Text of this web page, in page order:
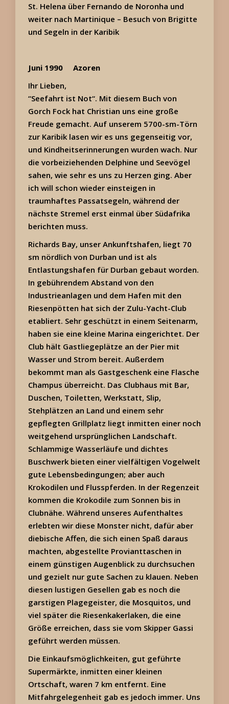
St. Helena über Fernando de Noronha und
weiter nach Martinique – Besuch von Brigitte
und Segeln in der Karibik
Juni 1990 Azoren
Ihr Lieben,
“Seefahrt ist Not“. Mit diesem Buch von
Gorch Fock hat Christian uns eine große
Freude gemacht. Auf unserem 5700-sm-Törn
zur Karibik lasen wir es uns gegenseitig vor,
und Kindheitserinnerungen wurden wach. Nur
die vorbeiziehenden Delphine und Seevögel
sahen, wie sehr es uns zu Herzen ging. Aber
ich will schon wieder einsteigen in
traumhaftes Passatsegeln, während der
nächste Stremel erst einmal über Südafrika
berichten muss.
Richards Bay, unser Ankunftshafen, liegt 70
sm nördlich von Durban und ist als
Entlastungshafen für Durban gebaut worden.
In gebührendem Abstand von den
Industrieanlagen und dem Hafen mit den
Riesenpötten hat sich der Zulu-Yacht-Club
etabliert. Sehr geschützt in einem Seitenarm,
haben sie eine kleine Marina eingerichtet. Der
Club hält Gastliegeplätze an der Pier mit
Wasser und Strom bereit. Außerdem
bekommt man als Gastgeschenk eine Flasche
Champus überreicht. Das Clubhaus mit Bar,
Duschen, Toiletten, Werkstatt, Slip,
Stehplätzen an Land und einem sehr
gepflegten Grillplatz liegt inmitten einer noch
weitgehend ursprünglichen Landschaft.
Schlammige Wasserläufe und dichtes
Buschwerk bieten einer vielfältigen Vogelwelt
gute Lebensbedingungen; aber auch
Krokodilen und Flusspferden. In der Regenzeit
kommen die Krokodile zum Sonnen bis in
Clubnähe. Während unseres Aufenthaltes
erlebten wir diese Monster nicht, dafür aber
diebische Affen, die sich einen Spaß daraus
machten, abgestellte Provianttaschen in
einem günstigen Augenblick zu durchsuchen
und gezielt nur gute Sachen zu klauen. Neben
diesen lustigen Gesellen gab es noch die
garstigen Plagegeister, die Mosquitos, und
viel später die Riesenkakerlaken, die eine
Größe erreichen, dass sie vom Skipper Gassi
geführt werden müssen.
Die Einkaufsmöglichkeiten, gut geführte
Supermärkte, inmitten einer kleinen
Ortschaft, waren 7 km entfernt. Eine
Mitfahrgelegenheit gab es jedoch immer. Uns